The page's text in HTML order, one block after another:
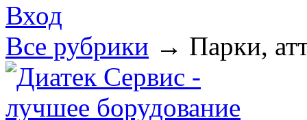
Вход
Все рубрики → Парки,